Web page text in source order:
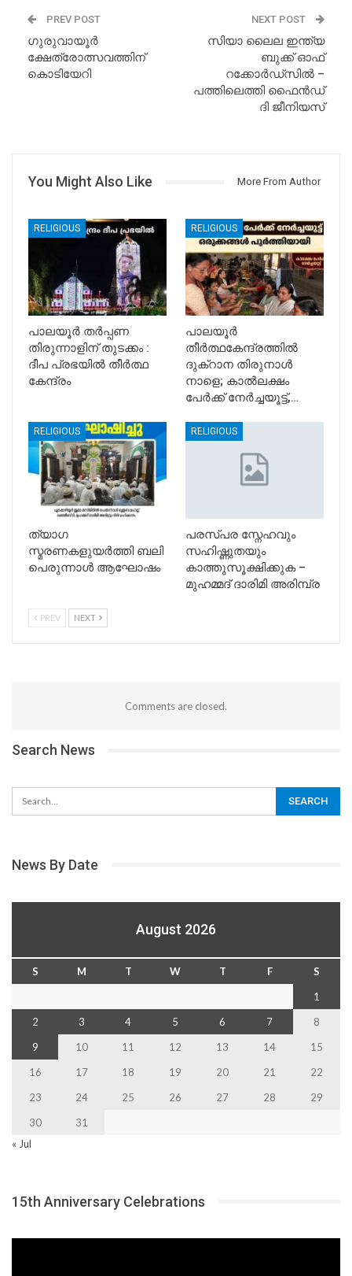
PREV POST
ഗുരുവായൂർ
ക്ഷേത്രോത്സവത്തിന്
കൊടിയേറി
NEXT POST
സിയാ ലൈല ഇന്ത്യ
ബുക്ക്‌ ഓഫ്
റക്കോർഡ്‌സിൽ –
പത്തിലെത്തി ഫൈൻഡ്
ദി ജീനിയസ്
You Might Also Like More From Author
RELIGIOUS
പാലയൂർ തർപ്പണ
തിരുന്നാളിന് തുടക്കം :
ദീപ പ്രഭയിൽ തീർത്ഥ
കേന്ദ്രം
RELIGIOUS
പാലയൂർ
തീർത്ഥകേന്ദ്രത്തിൽ
ദുക്റാന തിരുനാൾ
നാളെ; കാൽലക്ഷം
പേർക്ക് നേർച്ചയൂട്ട്,…
RELIGIOUS
ത്യാഗ
സ്മരണകളുയർത്തി ബലി
പെരുന്നാൾ ആഘോഷം
RELIGIOUS
പരസ്പര സ്നേഹവും
സഹിഷ്ണുതയും
കാത്തുസൂക്ഷിക്കുക –
മുഹമ്മദ് ദാരിമി അരിമ്പ്ര
PREV NEXT
Comments are closed.
Search News
News By Date
August 2026
S M T W T F
S
1
2
3 4 5 6 7
8
9
10 11 12 13 14
15
16
17 18 19 20 21
22
23
24 25 26 27 28
29
30
31
« Jul
15th Anniversary Celebrations